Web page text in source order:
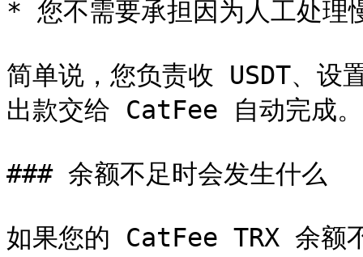
* 您不需要承担因为人工处理
简单说，您负责收 USDT、设
出款交给 CatFee 自动完成。
### 余额不足时会发生什么
如果您的 CatFee TRX 余额